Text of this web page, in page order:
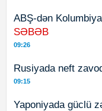
ABŞ-dən
SƏBƏB
09:26
Rusiyada neft
09:15
Yaponiyada güclü